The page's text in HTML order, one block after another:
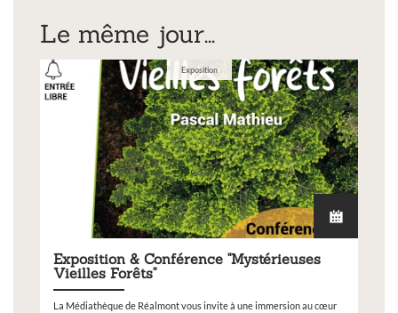
Le même jour...
Exposition
Exposition & Conférence "Mystérieuses
Vieilles Forêts"
La Médiathèque de Réalmont vous invite à une immersion au cœur